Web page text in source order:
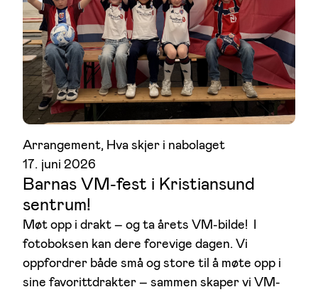
Arrangement, Hva skjer i nabolaget
17. juni 2026
Barnas VM-fest i Kristiansund
sentrum!
Møt opp i drakt – og ta årets VM-bilde! I
fotoboksen kan dere forevige dagen. Vi
oppfordrer både små og store til å møte opp i
sine favorittdrakter – sammen skaper vi VM-